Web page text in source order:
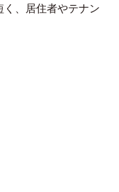
、居住者やテナン